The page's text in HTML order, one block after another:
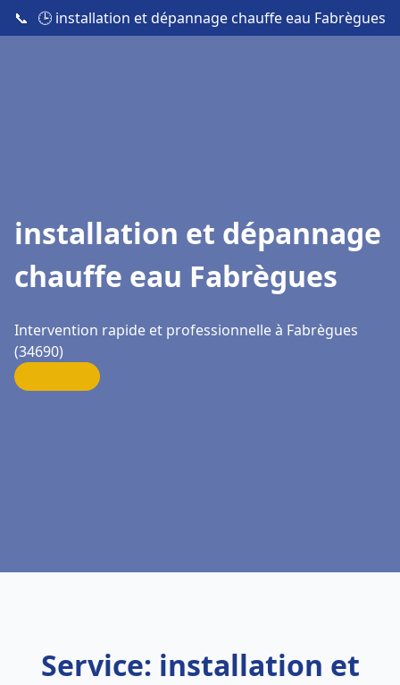
📞 🕒 installation et dépannage chauffe eau Fabrègues
installation et dépannage
chauffe eau Fabrègues
Intervention rapide et professionnelle à Fabrègues
(34690)
Service: installation et